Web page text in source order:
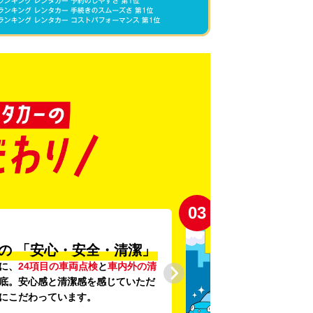
「安心・安全・清潔」
、 24項目の車両点検と車内外の清
。安心感と清潔感を感じていただ
こだわっています。
03